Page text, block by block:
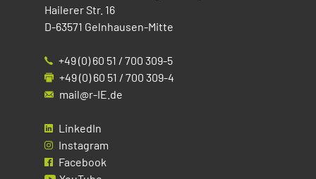
Hailerer Str. 16
D-63571 Gelnhausen-Mitte
+49 (0) 60 51 / 700 309-5
+49 (0) 60 51 / 700 309-4
mail@r-IE.de
LinkedIn
Instagram
Facebook